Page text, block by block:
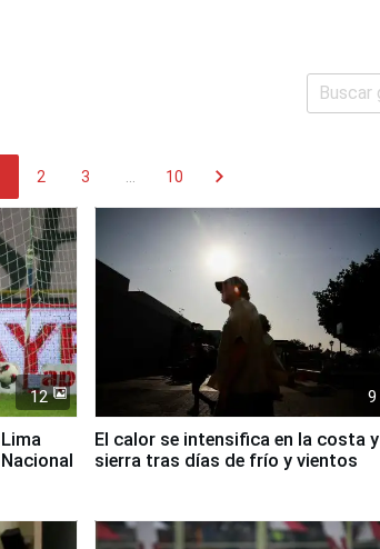
2 3 10 chevron_right
12 9
El calor se intensifica en la costa y
sierra tras días de frío y vientos